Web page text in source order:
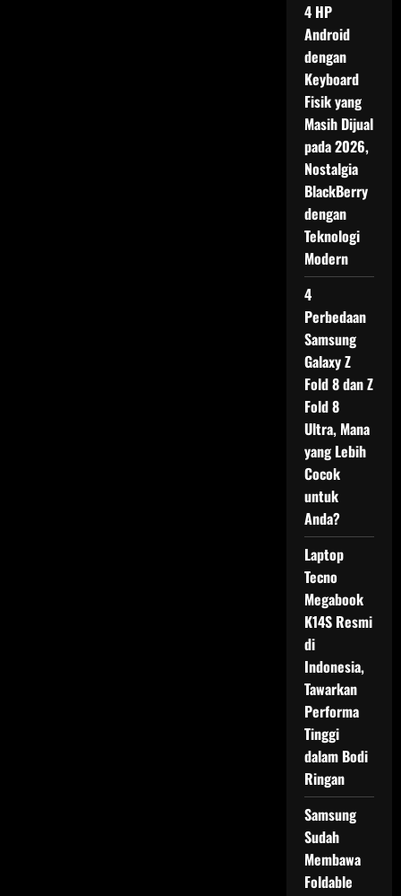
4 HP
Android
dengan
Keyboard
Fisik yang
Masih Dijual
pada 2026,
Nostalgia
BlackBerry
dengan
Teknologi
Modern
4
Perbedaan
Samsung
Galaxy Z
Fold 8 dan Z
Fold 8
Ultra, Mana
yang Lebih
Cocok
untuk
Anda?
Laptop
Tecno
Megabook
K14S Resmi
di
Indonesia,
Tawarkan
Performa
Tinggi
dalam Bodi
Ringan
Samsung
Sudah
Membawa
Foldable